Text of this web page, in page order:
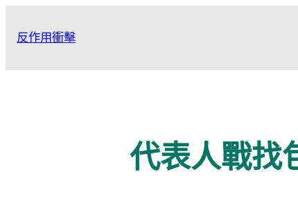
反作用衝擊
代表人戰找